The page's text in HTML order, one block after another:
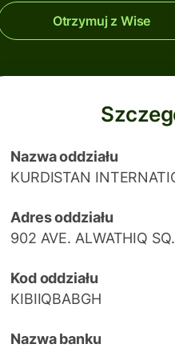
Otrzymuj z Wise
Nazwa oddziału
KURDISTAN
Adres oddziału
902 AVE. ALWATHIQ
Kod oddziału
KIBIIQBABGH
Nazwa banku